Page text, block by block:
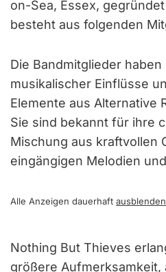
on-Sea, Essex,
besteht aus folgenden
Die Bandmitglieder
musikalischer Einflüsse
Elemente aus Alternative
Sie sind bekannt für ihre
Mischung aus kraftvollen
eingängigen Melodien
Alle Anzeigen dauerhaft ausblenden
Nothing But Thieves
größere Aufmerksamkeit,